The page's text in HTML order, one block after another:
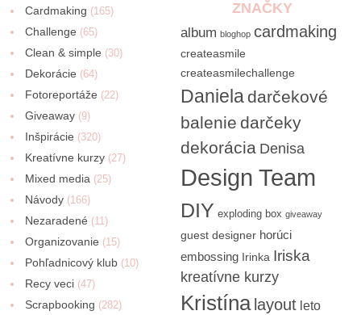
Cardmaking (165)
Challenge (65)
Clean & simple (30)
Dekorácie (64)
Fotoreportáže (22)
Giveaway (9)
Inšpirácie (320)
Kreatívne kurzy (27)
Mixed media (25)
Návody (166)
Nezaradené (11)
Organizovanie (15)
Pohľadnicový klub (10)
Recy veci (47)
Scrapbooking (282)
ZNAČKY
album bloghop cardmaking
createasmile
createasmilechallenge
Daniela darčekové
balenie darčeky
dekorácia Denisa
Design Team
DIY exploding box giveaway
guest designer horúci
embossing Irinka Iriska
kreatívne kurzy
Kristína layout leto